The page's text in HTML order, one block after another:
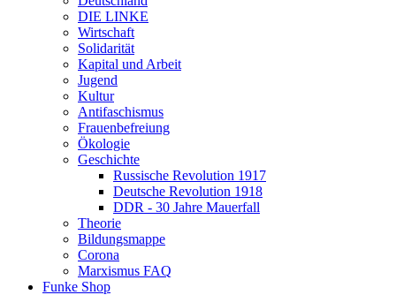
DIE LINKE
Wirtschaft
Solidarität
Kapital und Arbeit
Jugend
Kultur
Antifaschismus
Frauenbefreiung
Ökologie
Geschichte
Russische Revolution 1917
Deutsche Revolution 1918
DDR - 30 Jahre Mauerfall
Theorie
Bildungsmappe
Corona
Marxismus FAQ
Funke Shop